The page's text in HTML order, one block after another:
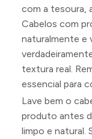
com a tesoura,
Cabelos com
naturalmente e
textura real.
essencial para
Lave bem o
produto antes
limpo e natural.